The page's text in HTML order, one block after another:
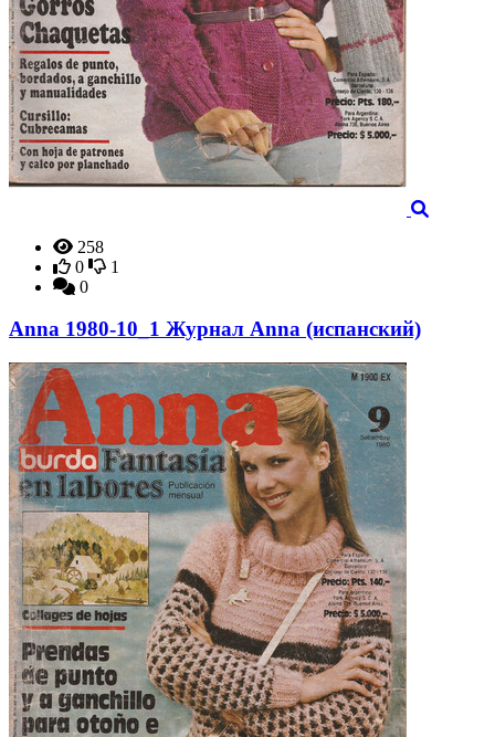
258
0
1
0
Anna 1980-10_1 Журнал Anna (испанский)